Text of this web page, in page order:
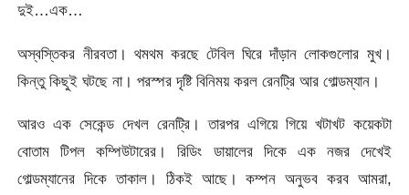
দুই…এক…
অস্বস্তিকর নীরবতা। থমথম করছে টেবিল ঘিরে দাঁড়ান লোকগুলোর মুখ।
কিন্তু কিছুই ঘটছে না। পরস্পর দৃষ্টি বিনিময় করল রেনট্রি আর গোল্ডম্যান।
আরও এক সেকেন্ড দেখল রেনট্রি। তারপর এগিয়ে গিয়ে খটাখট কয়েকটা
বোতাম টিপল কম্পিউটারের। রিডিং ডায়ালের দিকে এক নজর দেখেই
গোল্ডম্যানের দিকে তাকাল। ঠিকই আছে। কম্পন অনুভব করব আমরা,